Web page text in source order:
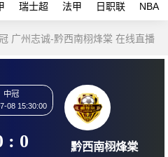
瑞士超 法甲 日职联 NBA
广州志诚-黔西南栩烽棠 在线直播
2026-07-08 15:30:00